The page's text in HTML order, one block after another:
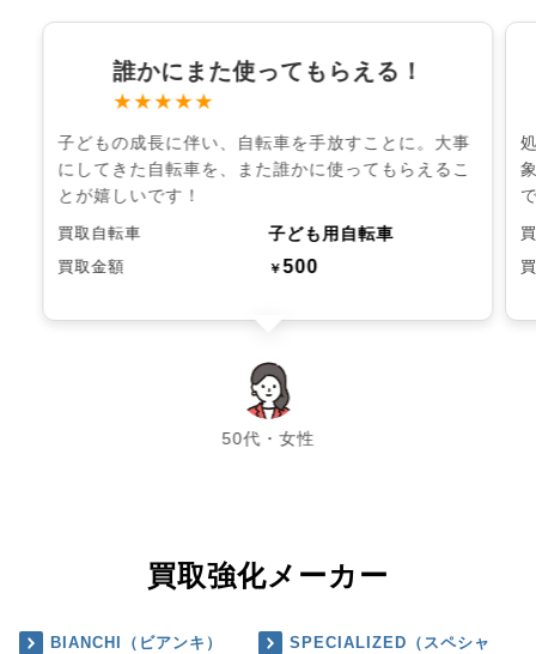
誰かにまた使ってもらえる！
★★★★★
子どもの成長に伴い、自転車を手放すことに。大事
にしてきた自転車を、また誰かに使ってもらえるこ
とが嬉しいです！
買取自転車 子ども用自転車
買取金額 ￥500
50代・女性
chevron_left chevron_right
買取強化メーカー
BIANCHI（ビアンキ）
SPECIALIZED（スペシャ